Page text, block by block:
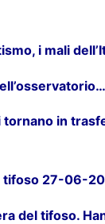
i mali
in
tifoso 27-06-
del tifoso.